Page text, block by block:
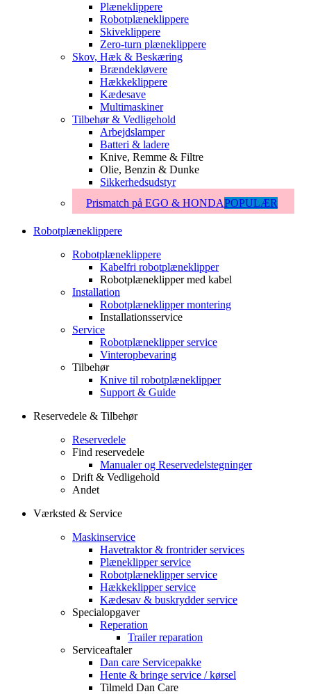
Plæneklippere
Robotplæneklippere
Skiveklippere
Zero-turn plæneklippere
Skov, Hæk & Beskæring
Brændekløvere
Hækkeklippere
Kædesave
Multimaskiner
Tilbehør & Vedligehold
Arbejdslamper
Batteri & ladere
Knive, Remme & Filtre
Olie, Benzin & Dunke
Sikkerhedsudstyr
Prismatch på EGO & HONDAPOPULÆR
Robotplæneklippere
Robotplæneklippere
Kabelfri robotplæneklipper
Robotplæneklipper med kabel
Installation
Robotplæneklipper montering
Installationsservice
Service
Robotplæneklipper service
Vinteropbevaring
Tilbehør
Knive til robotplæneklipper
Support & Guide
Reservedele & Tilbehør
Reservedele
Find reservedele
Manualer og Reservedelstegninger
Drift & Vedligehold
Andet
Værksted & Service
Maskinservice
Havetraktor & frontrider services
Plæneklipper service
Robotplæneklipper service
Hækkeklipper service
Kædesav & buskrydder service
Specialopgaver
Reperation
Trailer reparation
Serviceaftaler
Dan care Servicepakke
Hente & bringe service / kørsel
Tilmeld Dan Care